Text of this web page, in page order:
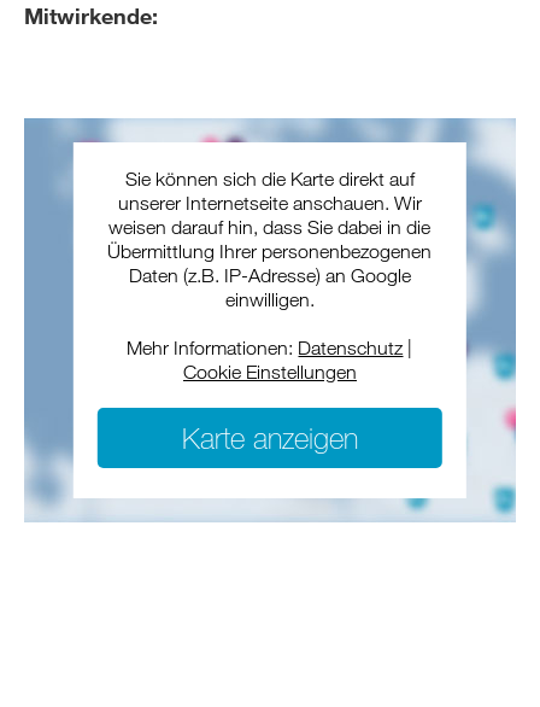
Mitwirkende:
Sie können sich die Karte direkt auf
unserer Internetseite anschauen. Wir
weisen darauf hin, dass Sie dabei in die
Übermittlung Ihrer personenbezogenen
Daten (z.B. IP-Adresse) an Google
einwilligen.
Mehr Informationen: Datenschutz
Cookie Einstellungen
Karte anzeigen